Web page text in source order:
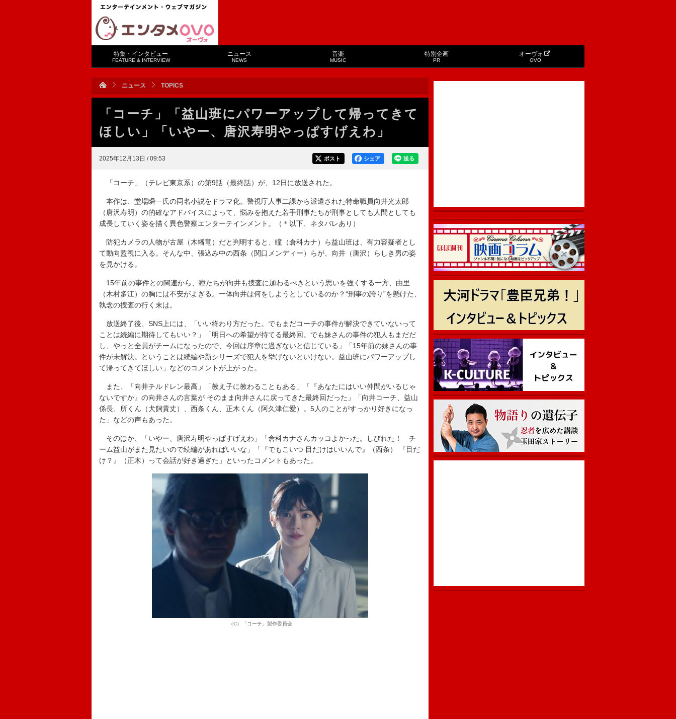
特集・インタビュー
FEATURE & INTERVIEW
ニュース
NEWS
音楽
MUSIC
特別企画
PR
オーヴォ
OVO
ニュース TOPICS
「コーチ」「益山班にパワーアップして帰ってきて
ほしい」「いやー、唐沢寿明やっぱすげえわ」
2025年12月13日 / 09:53 送る
シェア
ポスト
「コーチ」（テレビ東京系）の第9話（最終話）が、12日に放送された。
本作は、堂場瞬一氏の同名小説をドラマ化。警視庁人事二課から派遣された特命職員向井光太郎
（唐沢寿明）の的確なアドバイスによって、悩みを抱えた若手刑事たちが刑事としても人間としても
成長していく姿を描く異色警察エンターテインメント。（＊以下、ネタバレあり）
防犯カメラの人物が古屋（木幡竜）だと判明すると、瞳（倉科カナ）ら益山班は、有力容疑者とし
て動向監視に入る。そんな中、張込み中の西条（関口メンディー）らが、向井（唐沢）らしき男の姿
を見かける。
15年前の事件との関連から、瞳たちが向井も捜査に加わるべきという思いを強くする一方、由里
（木村多江）の胸には不安がよぎる。一体向井は何をしようとしているのか？“刑事の誇り”を懸けた、
執念の捜査の行く末は。
放送終了後、SNS上には、「いい終わり方だった。でもまだコーチの事件が解決できていないって
ことは続編に期待してもいい？」「明日への希望が持てる最終回。でも妹さんの事件の犯人もまだだ
し、やっと全員がチームになったので、今回は序章に過ぎないと信じている」「15年前の妹さんの事
件が未解決。ということは続編や新シリーズで犯人を挙げないといけない。益山班にパワーアップし
て帰ってきてほしい」などのコメントが上がった。
また、「向井チルドレン最高」「教え子に教わることもある」「『あなたにはいい仲間がいるじゃ
ないですか』の向井さんの言葉が そのまま向井さんに戻ってきた最終回だった」「向井コーチ、益山
係長、所くん（犬飼貴丈）、西条くん、正木くん（阿久津仁愛）。5人のことがすっかり好きになっ
た」などの声もあった。
そのほか、「いやー、唐沢寿明やっぱすげえわ」「倉科カナさんカッコよかった。しびれた！ チ
ーム益山がまた見たいので続編があればいいな」「『でもこいつ 目だけはいいんで』（西条） 『目だ
け？』（正木）って会話が好き過ぎた」といったコメントもあった。
（C）「コーチ」製作委員会